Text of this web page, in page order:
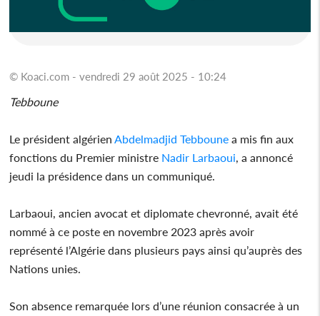
© Koaci.com - vendredi 29 août 2025 - 10:24
Tebboune
Le président algérien Abdelmadjid Tebboune a mis fin aux
fonctions du Premier ministre Nadir Larbaoui , a annoncé
jeudi la présidence dans un communiqué.
Larbaoui, ancien avocat et diplomate chevronné, avait été
nommé à ce poste en novembre 2023 après avoir
représenté l’Algérie dans plusieurs pays ainsi qu’auprès des
Nations unies.
Son absence remarquée lors d’une réunion consacrée à un